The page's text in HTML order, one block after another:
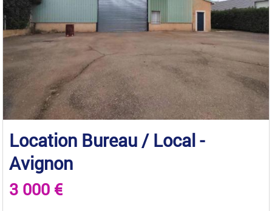
Location Bureau / Local -
Avignon
3 000 €